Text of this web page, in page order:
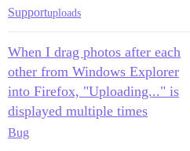
Supportuploads
When I drag photos after each
other from Windows Explorer
into Firefox, "Uploading..." is
displayed multiple times
Bug